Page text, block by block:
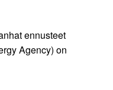
ennusteet
Agency) on